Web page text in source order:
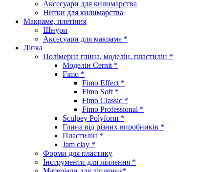
Аксесуари для килимарства
Нитки для килимарства
Макраме, плетіння
Шнури
Аксесуари для макраме *
Ліпка
Полімерна глина, моделін, пластилін *
Моделін Cernit *
Fimo *
Fimo Effect *
Fimo Soft *
Fimo Classic *
Fimo Professional *
Sculpey Polyform *
Глина від різних виробників *
Пластилін *
Jam clay *
Форми для пластику
Інструменти для ліплення *